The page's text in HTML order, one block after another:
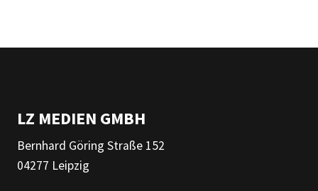
LZ MEDIEN GMBH
Bernhard Göring Straße 152
04277 Leipzig